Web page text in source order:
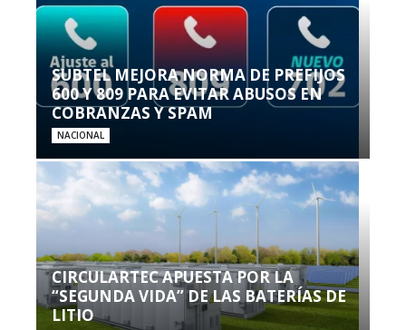
SUBTEL MEJORA NORMA DE PREFIJOS
600 Y 809 PARA EVITAR ABUSOS EN
COBRANZAS Y SPAM
NACIONAL
CIRCULARTEC APUESTA POR LA
“SEGUNDA VIDA” DE LAS BATERÍAS DE
LITIO